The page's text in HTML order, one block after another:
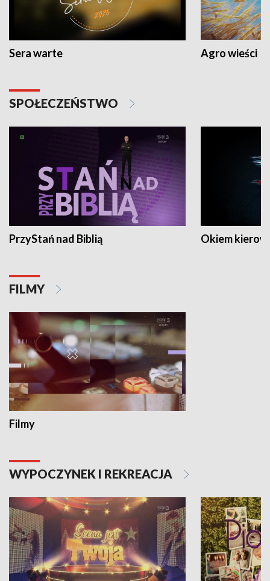
Sera warte Agro wieści
SPOŁECZEŃSTWO
PrzyStań nad Biblią Okiem
FILMY
Filmy
WYPOCZYNEK I REKREACJA